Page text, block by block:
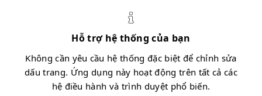
Hỗ trợ hệ thống của bạn
Không cần yêu cầu hệ thống đặc biệt để chỉnh sửa
dấu trang. Ứng dụng này hoạt động trên tất cả các
hệ điều hành và trình duyệt phổ biến.